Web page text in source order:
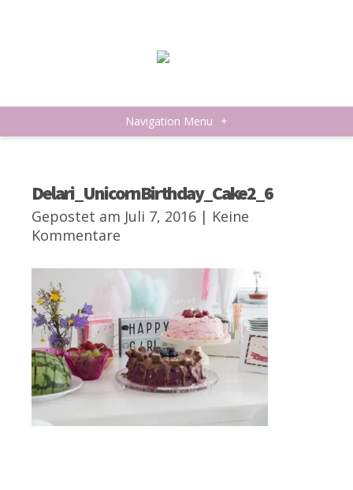
Navigation Menu +
Delari_UnicornBirthday_Cake2_6
Gepostet am Juli 7, 2016 | Keine
Kommentare